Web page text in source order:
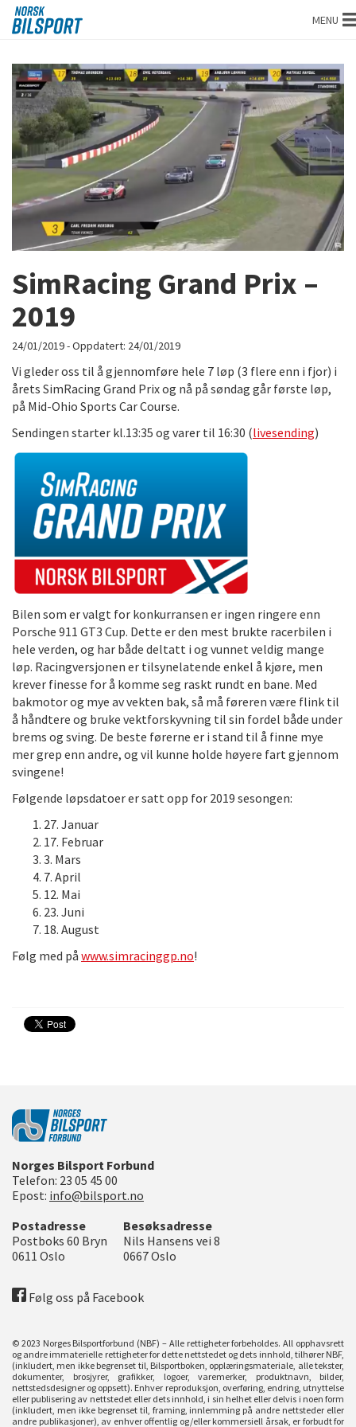
Norsk
bilsport MENU
SimRacing Grand Prix –
2019
24/01/2019- Oppdatert: 24/01/2019
Vi gleder oss til å gjennomføre hele 7 løp (3 flere enn i fjor) i
årets SimRacing Grand Prix og nå på søndag går første løp,
på Mid-Ohio Sports Car Course.
Sendingen starter kl.13:35 og varer til 16:30 (livesending)
Bilen som er valgt for konkurransen er ingen ringere enn
Porsche 911 GT3 Cup. Dette er den mest brukte racerbilen i
hele verden, og har både deltatt i og vunnet veldig mange
løp. Racingversjonen er tilsynelatende enkel å kjøre, men
krever finesse for å komme seg raskt rundt en bane. Med
bakmotor og mye av vekten bak, så må føreren være flink til
å håndtere og bruke vektforskyvning til sin fordel både under
brems og sving. De beste førerne er i stand til å finne mye
mer grep enn andre, og vil kunne holde høyere fart gjennom
svingene!
Følgende løpsdatoer er satt opp for 2019 sesongen:
27. Januar
17. Februar
3. Mars
7. April
12. Mai
23. Juni
18. August
Følg med på www.simracinggp.no!
Norges Bilsport Forbund
Telefon: 23 05 45 00
Epost: info@bilsport.no
Postadresse
Postboks 60 Bryn
0611 Oslo
Besøksadresse
Nils Hansens vei 8
0667Oslo
Følg oss på Facebook
© 2023 Norges Bilsportforbund (NBF) – Alle rettigheter forbeholdes. All opphavsrett
og andre immaterielle rettigheter for dette nettstedet og dets innhold, tilhører NBF,
(inkludert, men ikke begrenset til, Bilsportboken, opplæringsmateriale, alle tekster,
dokumenter, brosjyrer, grafikker, logoer, varemerker, produktnavn, bilder,
nettstedsdesigner og oppsett). Enhver reproduksjon, overføring, endring, utnyttelse
eller publisering av nettstedet eller dets innhold, i sin helhet eller delvis i noen form
(inkludert, men ikke begrenset til, framing, innlemming på andre nettsteder eller
andre publikasjoner), av enhver offentlig og/eller kommersiell årsak, er forbudt for